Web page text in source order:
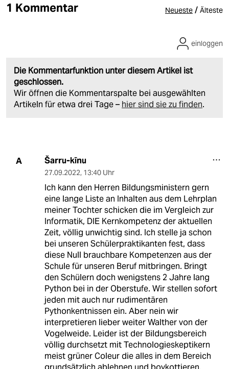
1 Kommentar Neueste / Älteste
Die Kommentarfunktion unter diesem Artikel ist
geschlossen.
Wir öffnen die Kommentarspalte bei ausgewählten
Artikeln für etwa drei Tage – hier sind sie zu finden.
einloggen
A Šarru-kīnu
27.09.2022, 13:40 Uhr
Ich kann den Herren Bildungsministern gern
eine lange Liste an Inhalten aus dem Lehrplan
meiner Tochter schicken die im Vergleich zur
Informatik, DIE Kernkompetenz der aktuellen
Zeit, völlig unwichtig sind. Ich stelle ja schon
bei unseren Schülerpraktikanten fest, dass
diese Null brauchbare Kompetenzen aus der
Schule für unseren Beruf mitbringen. Bringt
den Schülern doch wenigstens 2 Jahre lang
Python bei in der Oberstufe. Wir stellen sofort
jeden mit auch nur rudimentären
Pythonkentnissen ein. Aber nein wir
interpretieren lieber weiter Walther von der
Vogelweide. Leider ist der Bildungsbereich
völlig durchsetzt mit Technologieskeptikern
meist grüner Coleur die alles in dem Bereich